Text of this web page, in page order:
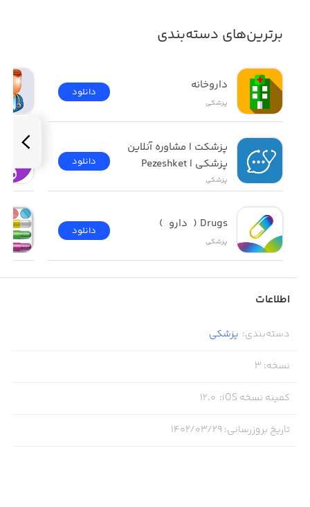
برترین‌های دسته‌بندی
داروخانه
پزشکی
دانلود
پزشکی | Pezeshket
پزشکی
دانلود
Drugs (  دارو  )
پزشکی
دانلود
اطلاعات
دسته‌بندی: پزشکی
نسخه:
3
کمینه نسخه iOS :
12.0
تاریخ بروزرسانی: ۱۴۰۲/۰۳/۲۹